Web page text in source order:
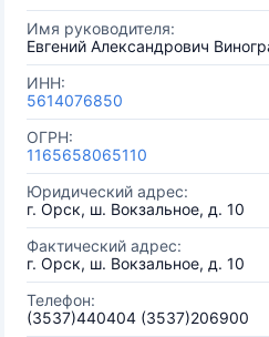
Имя руководителя:
Евгений Александрович
ИНН:
5614076850
ОГРН:
1165658065110
Юридический адрес:
г. Орск, ш. Вокзальное, д. 10
Фактический адрес:
г. Орск, ш. Вокзальное, д. 10
Телефон:
(3537)440404 (3537)206900